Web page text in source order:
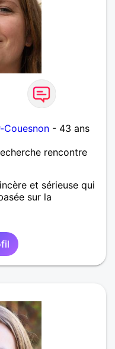
- 43 ans
rencontre
et sérieuse qui
sur la